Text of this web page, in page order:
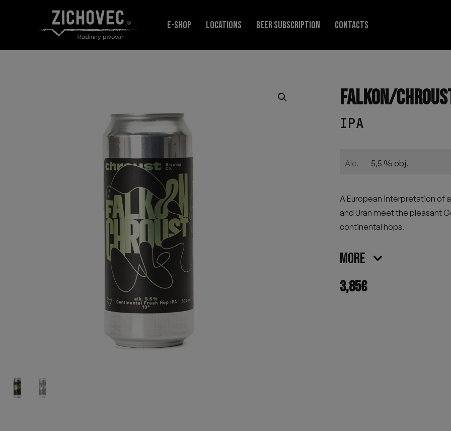
E-SHOP LOCATIONS BEER SUBSCRIPTION CONTACTS
FALKON/
IPA
Alc. 5,5 % obj.
A European interpretation of
and Uran meet the pleasant
continental hops.
More
3,85€